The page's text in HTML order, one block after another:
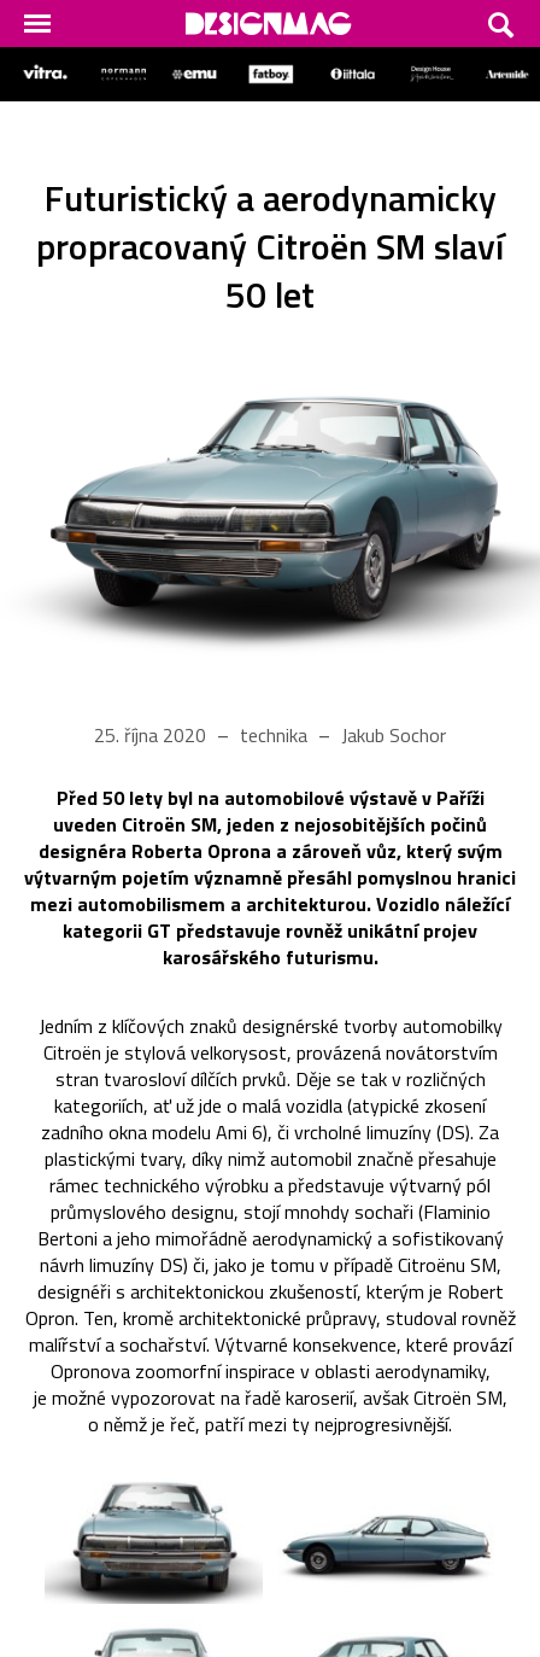
Futuristický a aerodynamicky
propracovaný Citroën SM slaví
50 let
25. října 2020 technika Jakub Sochor
Před 50 lety byl na automobilové výstavě v Paříži
uveden Citroën SM, jeden z nejosobitějších počinů
designéra Roberta Oprona a zároveň vůz, který svým
výtvarným pojetím významně přesáhl pomyslnou hranici
mezi automobilismem a architekturou. Vozidlo náležící
kategorii GT představuje rovněž unikátní projev
karosářského futurismu.
Jedním z klíčových znaků designérské tvorby automobilky
Citroën je stylová velkorysost, provázená novátorstvím
stran tvarosloví dílčích prvků. Děje se tak v rozličných
kategoriích, ať už jde o malá vozidla (atypické zkosení
zadního okna modelu Ami 6), či vrcholné limuzíny (DS). Za
plastickými tvary, díky nimž automobil značně přesahuje
rámec technického výrobku a představuje výtvarný pól
průmyslového designu, stojí mnohdy sochaři (Flaminio
Bertoni a jeho mimořádně aerodynamický a sofistikovaný
návrh limuzíny DS) či, jako je tomu v případě Citroënu SM,
designéři s architektonickou zkušeností, kterým je Robert
Opron. Ten, kromě architektonické průpravy, studoval rovněž
malířství a sochařství. Výtvarné konsekvence, které provází
Opronova zoomorfní inspirace v oblasti aerodynamiky,
je možné vypozorovat na řadě karoserií, avšak Citroën SM,
o němž je řeč, patří mezi ty nejprogresivnější.